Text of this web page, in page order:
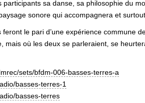
participants sa danse, sa philosophie du
sonore qui accompagnera et
le pari d’une expérience commune
mais où les deux se parleraient, se
sets/bfdm-006-basses-terres-a
basses-terres-1
basses-terres